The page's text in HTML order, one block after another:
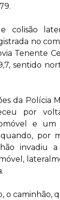
colisão
no
Tenente
sentido
da Polícia
por
e um
por
invadiu
o caminhão,